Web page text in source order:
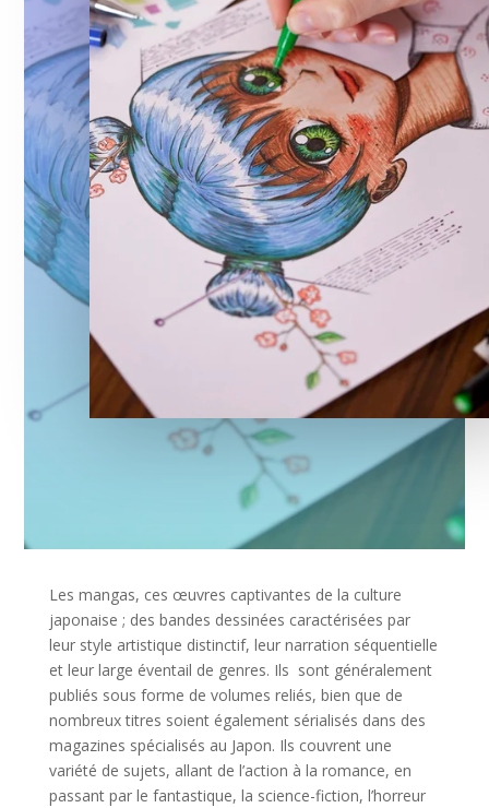
Les mangas, ces œuvres captivantes de la culture
japonaise ; des bandes dessinées caractérisées par
leur style artistique distinctif, leur narration séquentielle
et leur large éventail de genres. Ils sont généralement
publiés sous forme de volumes reliés, bien que de
nombreux titres soient également sérialisés dans des
magazines spécialisés au Japon. Ils couvrent une
variété de sujets, allant de l’action à la romance, en
passant par le fantastique, la science-fiction, l’horreur